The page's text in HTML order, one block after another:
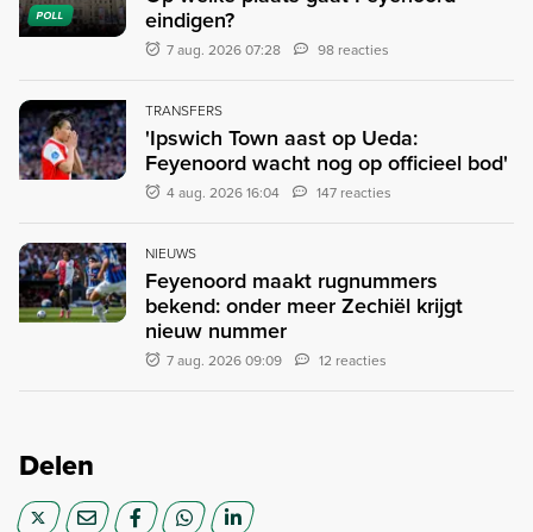
POLL
eindigen?
7 aug. 2026 07:28 98 reacties
TRANSFERS
'Ipswich Town aast op Ueda:
Feyenoord wacht nog op officieel bod'
4 aug. 2026 16:04 147 reacties
NIEUWS
Feyenoord maakt rugnummers
bekend: onder meer Zechiël krijgt
nieuw nummer
7 aug. 2026 09:09 12 reacties
Delen